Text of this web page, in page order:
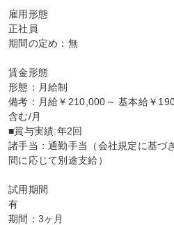
雇用形態
正社員
期間の定め：無
賃金形態
形態：月給制
備考：月給￥210,000～ 基本給￥
含む/月
■賞与実績:年2回
諸手当：通勤手当（会社規定に基づ
間に応じて別途支給）
試用期間
有
期間：3ヶ月